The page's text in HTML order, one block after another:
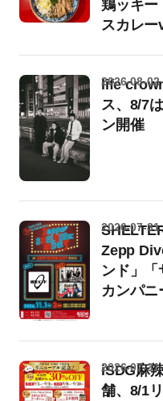
鶏ッキー
スカレー
life
ス、8/7
ン開催
2026-08-02
Zepp
ンド」
カンパニ
2026-07-31
iSDG麻
舗、8/1
2026-07-31